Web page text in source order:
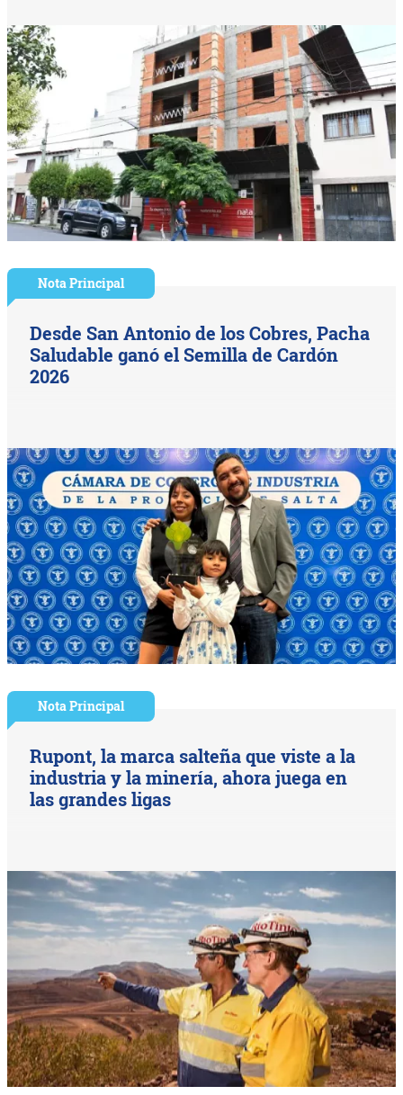
Nota Principal
Desde San Antonio de los Cobres, Pacha
Saludable ganó el Semilla de Cardón
2026
Nota Principal
Rupont, la marca salteña que viste a la
industria y la minería, ahora juega en
las grandes ligas